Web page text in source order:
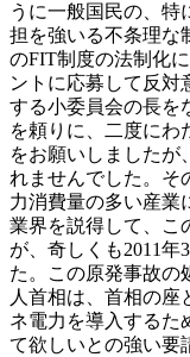
うに一般国民の、特
担を強いる不条理な
のFIT制度の法制化
ントに応募して反対
する小委員会の長を
を頼りに、二度にわ
をお願いしましたが
れませんでした。そ
力消費量の多い産業
業界を説得して、こ
が、奇しくも2011年
た。この原発事故の
人首相は、首相の座
ネ電力を導入するた
て欲しいとの強い要